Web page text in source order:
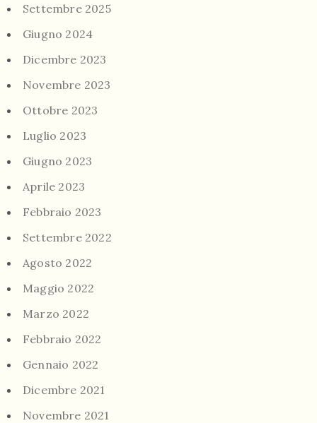
Settembre 2025
Giugno 2024
Dicembre 2023
Novembre 2023
Ottobre 2023
Luglio 2023
Giugno 2023
Aprile 2023
Febbraio 2023
Settembre 2022
Agosto 2022
Maggio 2022
Marzo 2022
Febbraio 2022
Gennaio 2022
Dicembre 2021
Novembre 2021